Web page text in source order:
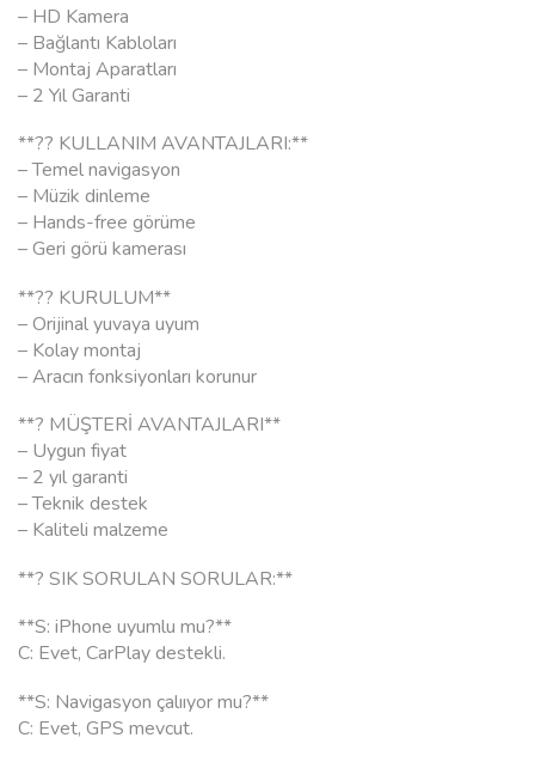
– HD Kamera
– Bağlantı Kabloları
– Montaj Aparatları
– 2 Yıl Garanti
**?? KULLANIM AVANTAJLARI:**
– Temel navigasyon
– Müzik dinleme
– Hands-free görüme
– Geri görü kamerası
**?? KURULUM**
– Orijinal yuvaya uyum
– Kolay montaj
– Aracın fonksiyonları korunur
**? MÜŞTERİ AVANTAJLARI**
– Uygun fiyat
– 2 yıl garanti
– Teknik destek
– Kaliteli malzeme
**? SIK SORULAN SORULAR:**
**S: iPhone uyumlu mu?**
C: Evet, CarPlay destekli.
**S: Navigasyon çalııyor mu?**
C: Evet, GPS mevcut.